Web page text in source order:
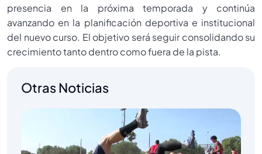
presencia en la próxima temporada y continúa
avanzando en la planificación deportiva e institucional
del nuevo curso. El objetivo será seguir consolidando su
crecimiento tanto dentro como fuera de la pista.
Otras Noticias